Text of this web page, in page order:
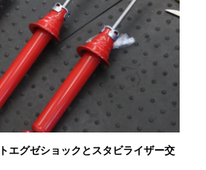
エグゼショックとスタビライザー交